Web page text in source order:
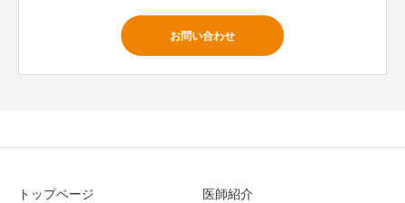
お問い合わせ
トップページ 医師紹介